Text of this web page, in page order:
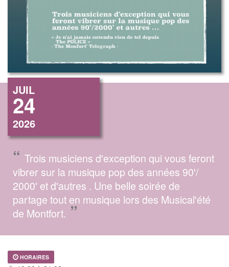
JUIL
24
2026
“ Trois musiciens d'exception qui vous feront
vibrer sur la musique pop des années 90'/
2000' et d'autres . Une belle soirée de
partage tout en musique lors des Musical'été
de Montfort. ”
HORAIRES